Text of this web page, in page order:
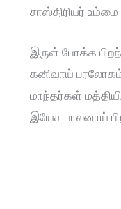
சாஸ்திரியர் உம்மை
இருள் போக்க
கனிவாய் பரலோகம்
மாந்தர்கள்
இயேசு பாலனாய்